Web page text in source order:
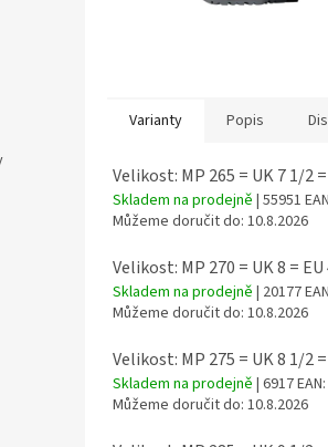
Varianty Popis
Velikost: MP 265 = UK 7 1/2
Skladem na prodejně | 55951
Můžeme doručit do: 10.8.2026
Velikost: MP 270 = UK 8 = EU
Skladem na prodejně | 20177
Můžeme doručit do: 10.8.2026
Velikost: MP 275 = UK 8 1/2
Skladem na prodejně | 6917EAN:
Můžeme doručit do: 10.8.2026